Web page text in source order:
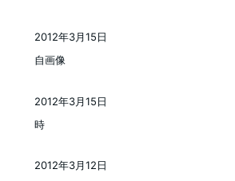
自画像
2012年3月15日
時
投稿日
2012年3月15日
2012年3月12日